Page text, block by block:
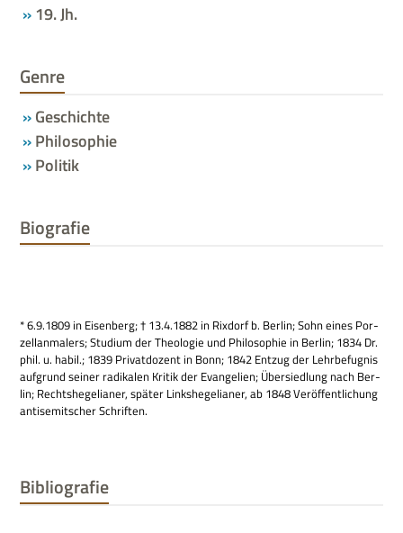
19. Jh.
Genre
Geschichte
Philosophie
Politik
Biografie
* 6.9.1809 in Eisen­berg; † 13.4.1882 in Rix­dorf b. Ber­lin; Sohn eines Por­
zel­lan­ma­lers; Stu­dium der Theo­lo­gie und Phi­lo­so­phie in Ber­lin; 1834 Dr.
phil. u. habil.; 1839 Pri­vat­do­zent in Bonn; 1842 Ent­zug der Lehr­be­fug­nis
auf­grund sei­ner radi­ka­len Kri­tik der Evan­ge­lien; Über­sied­lung nach Ber­
lin; Rechts­he­ge­lia­ner, spä­ter Links­he­ge­lia­ner, ab 1848 Ver­öf­fent­li­chung
anti­se­mit­scher Schriften.
Bibliografie